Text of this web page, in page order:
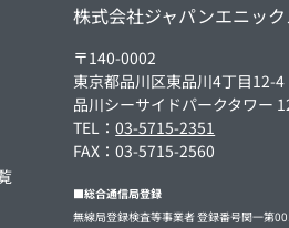
株式会社ジャパンエニック
〒140-0002
東京都品川区東品川4丁目12-4
品川シーサイドパークタワー
TEL：03-5715-2351
FAX：03-5715-2560
■総合通信局登録
無線局登録検査等事業者 登録番号関一第